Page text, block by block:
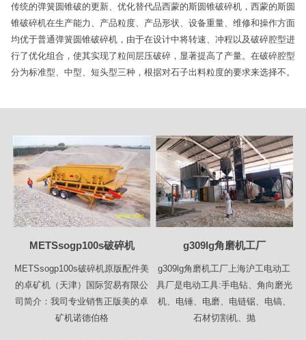
传统的弹簧圆锥破的更新、优化替代品西蒙的斯圆锥破碎机，西蒙的斯圆
锥破碎机在生产能力、产品粒度、产品形状、设备重量、维修和操作方面
均优于普通弹簧圆锥破碎机，由于在设计中将转速、冲程以及破碎腔型进
行了优化组合，使其实现了粒间层压破碎，显著提高了产量。在破碎腔型
分为标准型、中型、短头型三种，根据对石子出料粒度的要求来选择不。
METSsogp100s破碎机
METSsogp100s破碎机原版配件美
的卓矿机（天津）国际贸易有限公
司简介：我司专业销售正版美的卓
矿机诺德伯格
g309lg角磨机工厂
g309lg角磨机工厂上海沪工电动工
具厂是电动工具:手电钻、角向磨光
机、电锤、电磨、电链锯、电镐、
石材切割机、抛